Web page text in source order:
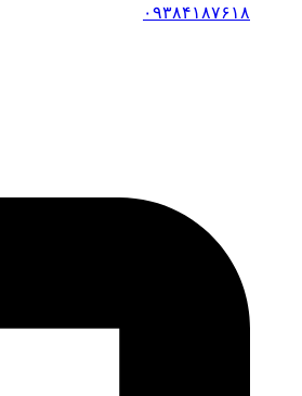
۰۹۳۸۴۱۸۷۶۱۸